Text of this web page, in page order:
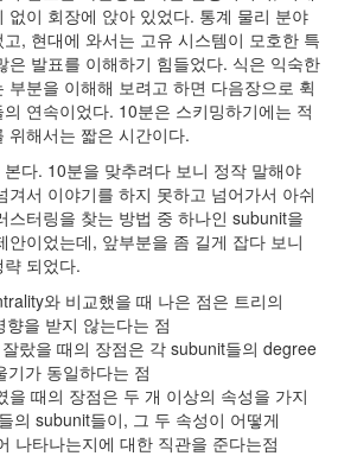
없이 회장에 앉아 있었다. 통계 물리 분야
, 현대에 와서는 고유 시스템이 모호한 특
은 발표를 이해하기 힘들었다. 식은 익숙한
부분을 이해해 보려고 하면 다음장으로 휙
연속이었다. 10분은 스키밍하기에는 적
위해서는 짧은 시간이다.
다. 10분을 맞추려다 보니 정작 말해야
겨서 이야기를 하지 못하고 넘어가서 아쉬
스터링을 찾는 방법 중 하나인 subunit을
안이었는데, 앞부분을 좀 길게 잡다 보니
되었다.
와 비교했을 때 나은 점은 트리의
을 받지 않는다는 점
랐을 때의 장점은 각 subunit들의 degree
가 동일하다는 점
을 때의 장점은 두 개 이상의 속성을 가지
의 subunit들이, 그 두 속성이 어떻게
나타나는지에 대한 직관을 준다는점